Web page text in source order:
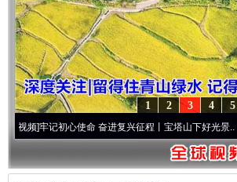
5
4
3
2
1
初心使命 奋进复兴征程丨宝塔山下好光景..·[视频]因